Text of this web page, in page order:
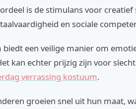
is de stimulans voor
en sociale
een veilige manier om
kan echter prijzig zijn voor
verrassing kostuum.
groeien snel uit hun maat,